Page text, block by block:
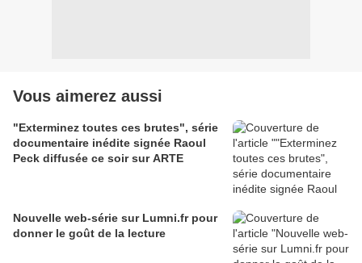
Vous aimerez aussi
"Exterminez toutes ces brutes", série
documentaire inédite signée Raoul
Peck diffusée ce soir sur ARTE
Nouvelle web-série sur Lumni.fr pour
donner le goût de la lecture